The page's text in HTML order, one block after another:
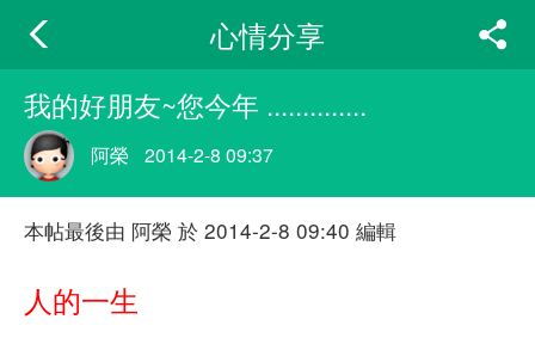
心情分享
我的好朋友~您今年 ..............
阿榮 2014-2-8 09:37
本帖最後由 阿榮 於 2014-2-8 09:40 編輯
人的一生